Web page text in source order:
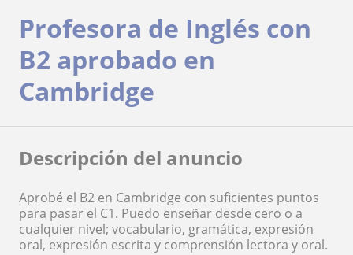
Profesora de Inglés con
B2 aprobado en
Cambridge
Descripción del anuncio
Aprobé el B2 en Cambridge con suficientes puntos
para pasar el C1. Puedo enseñar desde cero o a
cualquier nivel; vocabulario, gramática, expresión
oral, expresión escrita y comprensión lectora y oral.